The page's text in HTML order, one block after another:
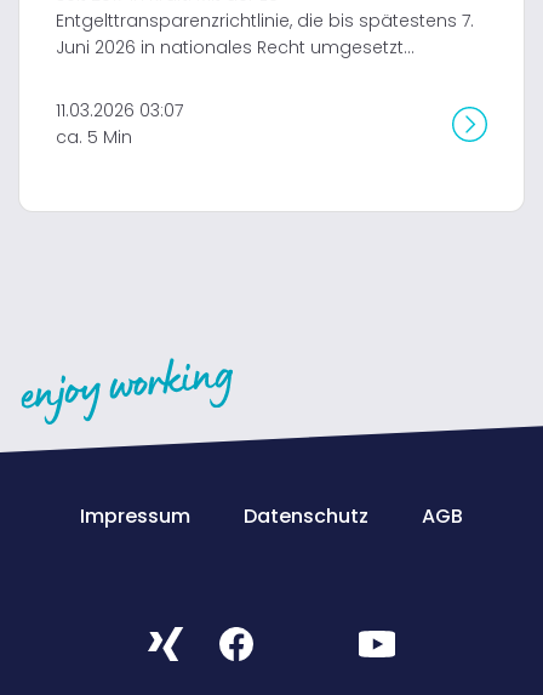
Entgelttransparenzrichtlinie, die bis spätestens 7.
Juni 2026 in nationales Recht umgesetzt...
11.03.2026 03:07
ca. 5 Min
Impressum Datenschutz AGB